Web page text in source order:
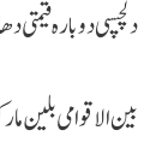
دلچسپی دوبارہ
بین الاقوامی